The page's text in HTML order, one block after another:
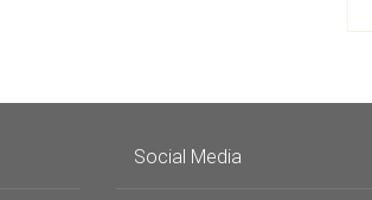
Social Media